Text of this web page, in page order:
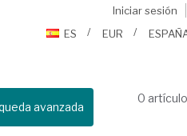
Iniciar sesión
ES
EUR
avanzada
0